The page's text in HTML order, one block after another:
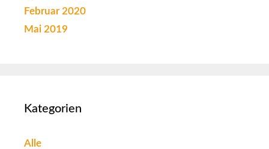
Februar 2020
Mai 2019
Kategorien
Alle